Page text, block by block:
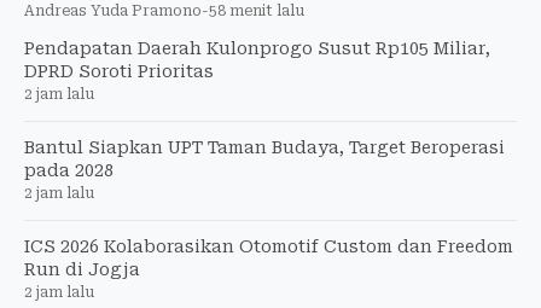
Andreas Yuda Pramono-58 menit lalu
Pendapatan Daerah Kulonprogo Susut Rp105 Miliar,
DPRD Soroti Prioritas
2 jam lalu
Bantul Siapkan UPT Taman Budaya, Target Beroperasi
pada 2028
2 jam lalu
ICS 2026 Kolaborasikan Otomotif Custom dan Freedom
Run di Jogja
2 jam lalu